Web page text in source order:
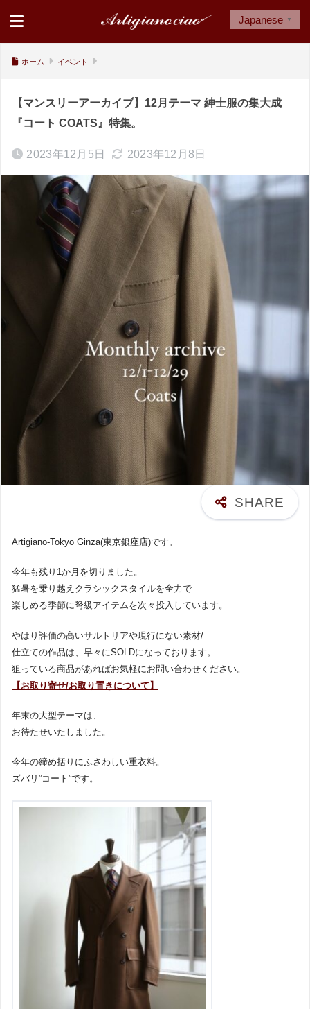
ホーム イベント
【マンスリーアーカイブ】12月テーマ 紳士服の集大成
『コート COATS』特集。
2023年12月5日 2023年12月8日
Artigiano-Tokyo Ginza(東京銀座店)です。
今年も残り1か月を切りました。
猛暑を乗り越えクラシックスタイルを全力で
楽しめる季節に弩級アイテムを次々投入しています。
やはり評価の高いサルトリアや現行にない素材/
仕立ての作品は、早々にSOLDになっております。
狙っている商品があればお気軽にお問い合わせください。
【お取り寄せ/お取り置きについて】
年末の大型テーマは、
お待たせいたしました。
今年の締め括りにふさわしい重衣料。
ズバリ”コート”です。
Japanese ▼